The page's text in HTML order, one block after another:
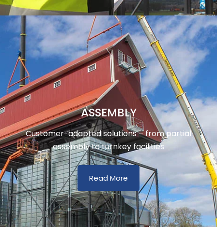
ASSEMBLY
Customer-adapted solutions – from partial
assembly to turnkey facilities
Read More